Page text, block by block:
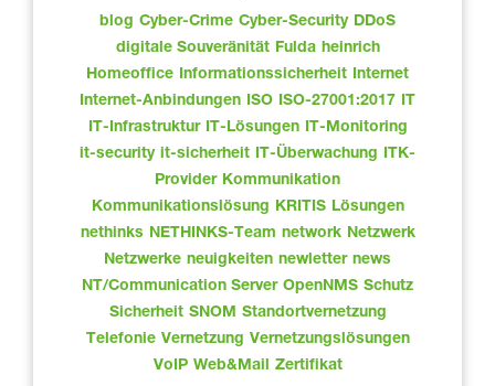
blog Cyber-Crime Cyber-Security DDoS
digitale Souveränität Fulda heinrich
Homeoffice Informationssicherheit Internet
Internet-Anbindungen ISO ISO-27001:2017 IT
IT-Infrastruktur IT-Lösungen IT-Monitoring
it-security it-sicherheit IT-Überwachung
ITK-
Provider Kommunikation
Kommunikationslösung
KRITIS Lösungen
nethinks NETHINKS-Team network Netzwerk
Netzwerke neuigkeiten newletter news
NT/Communication Server OpenNMS Schutz
Sicherheit SNOM Standortvernetzung
Telefonie Vernetzung Vernetzungslösungen
VoIP Web&Mail Zertifikat